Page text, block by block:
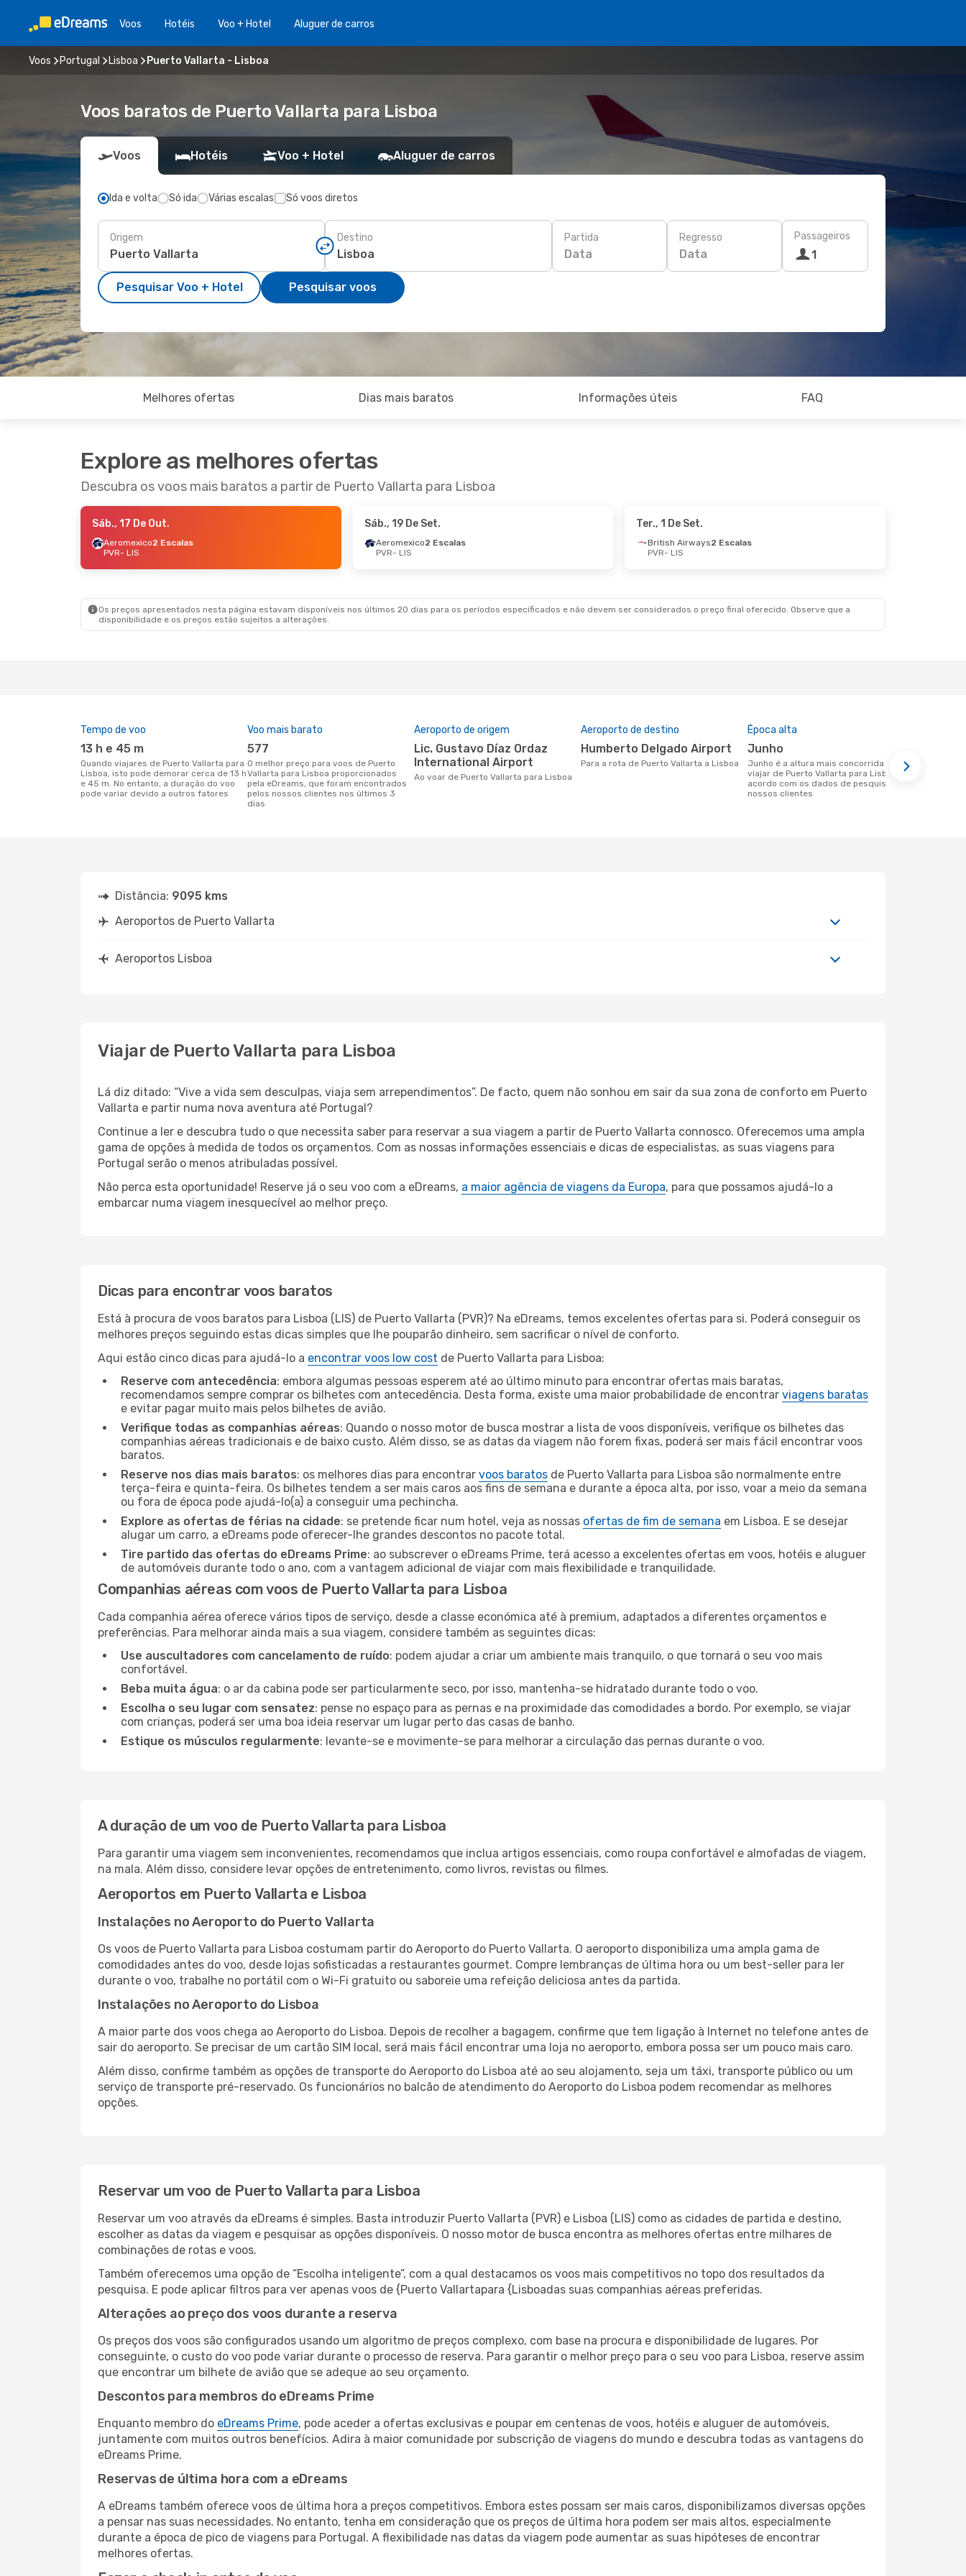
Voos Hotéis Voo + Hotel Aluguer de carros
Voos Portugal Lisboa Puerto Vallarta - Lisboa
Voos baratos de Puerto Vallarta para Lisboa
Voos Hotéis Voo + Hotel Aluguer de carros
Ida e volta Só ida Várias escalas Só voos diretos
Origem Destino Partida
Data
Regresso
Data
Passageiros
1
Pesquisar Voo + Hotel Pesquisar voos
Melhores ofertas Dias mais baratos Informações úteis FAQ
Explore as melhores ofertas
Descubra os voos mais baratos a partir de Puerto Vallarta para Lisboa
Sáb., 17 De Out.
Aeromexico2 Escalas
PVR- LIS
Sáb., 19 De Set.
Aeromexico2 Escalas
PVR- LIS
Ter., 1 De Set.
British Airways2 Escalas
PVR- LIS
Os preços apresentados nesta página estavam disponíveis nos últimos 20 dias para os períodos especificados e não devem ser considerados o preço final oferecido. Observe que a
disponibilidade e os preços estão sujeitos a alterações.
Tempo de voo
13 h e 45 m
Quando viajares de Puerto Vallarta para
Lisboa, isto pode demorar cerca de 13 h
e 45 m. No entanto, a duração do voo
pode variar devido a outros fatores
Voo mais barato
577
O melhor preço para voos de Puerto
Vallarta para Lisboa proporcionados
pela eDreams, que foram encontrados
pelos nossos clientes nos últimos 3
dias
Aeroporto de origem
Lic. Gustavo Díaz Ordaz
International Airport
Ao voar de Puerto Vallarta para Lisboa
Aeroporto de destino
Humberto Delgado Airport
Para a rota de Puerto Vallarta a Lisboa
Época alta
junho
junho é a altura mais concorrida para
viajar de Puerto Vallarta para Lisboa de
acordo com os dados de pesquisa dos
nossos clientes
Distância: 9095 kms
Aeroportos de Puerto Vallarta
Aeroportos Lisboa
Viajar de Puerto Vallarta para Lisboa
Lá diz ditado: “Vive a vida sem desculpas, viaja sem arrependimentos”. De facto, quem não sonhou em sair da sua zona de conforto em Puerto
Vallarta e partir numa nova aventura até Portugal?
Continue a ler e descubra tudo o que necessita saber para reservar a sua viagem a partir de Puerto Vallarta connosco. Oferecemos uma ampla
gama de opções à medida de todos os orçamentos. Com as nossas informações essenciais e dicas de especialistas, as suas viagens para
Portugal serão o menos atribuladas possível.
Não perca esta oportunidade! Reserve já o seu voo com a eDreams, a maior agência de viagens da Europa, para que possamos ajudá-lo a
embarcar numa viagem inesquecível ao melhor preço.
Dicas para encontrar voos baratos
Está à procura de voos baratos para Lisboa (LIS) de Puerto Vallarta (PVR)? Na eDreams, temos excelentes ofertas para si. Poderá conseguir os
melhores preços seguindo estas dicas simples que lhe pouparão dinheiro, sem sacrificar o nível de conforto.
Aqui estão cinco dicas para ajudá-lo a encontrar voos low cost de Puerto Vallarta para Lisboa:
Reserve com antecedência: embora algumas pessoas esperem até ao último minuto para encontrar ofertas mais baratas,
recomendamos sempre comprar os bilhetes com antecedência. Desta forma, existe uma maior probabilidade de encontrar viagens baratas
e evitar pagar muito mais pelos bilhetes de avião.
Verifique todas as companhias aéreas: Quando o nosso motor de busca mostrar a lista de voos disponíveis, verifique os bilhetes das
companhias aéreas tradicionais e de baixo custo. Além disso, se as datas da viagem não forem fixas, poderá ser mais fácil encontrar voos
baratos.
Reserve nos dias mais baratos: os melhores dias para encontrar voos baratos de Puerto Vallarta para Lisboa são normalmente entre
terça-feira e quinta-feira. Os bilhetes tendem a ser mais caros aos fins de semana e durante a época alta, por isso, voar a meio da semana
ou fora de época pode ajudá-lo(a) a conseguir uma pechincha.
Explore as ofertas de férias na cidade: se pretende ficar num hotel, veja as nossas ofertas de fim de semana em Lisboa. E se desejar
alugar um carro, a eDreams pode oferecer-lhe grandes descontos no pacote total.
Tire partido das ofertas do eDreams Prime: ao subscrever o eDreams Prime, terá acesso a excelentes ofertas em voos, hotéis e aluguer
de automóveis durante todo o ano, com a vantagem adicional de viajar com mais flexibilidade e tranquilidade.
Companhias aéreas com voos de Puerto Vallarta para Lisboa
Cada companhia aérea oferece vários tipos de serviço, desde a classe económica até à premium, adaptados a diferentes orçamentos e
preferências. Para melhorar ainda mais a sua viagem, considere também as seguintes dicas:
Use auscultadores com cancelamento de ruído: podem ajudar a criar um ambiente mais tranquilo, o que tornará o seu voo mais
confortável.
Beba muita água: o ar da cabina pode ser particularmente seco, por isso, mantenha-se hidratado durante todo o voo.
Escolha o seu lugar com sensatez: pense no espaço para as pernas e na proximidade das comodidades a bordo. Por exemplo, se viajar
com crianças, poderá ser uma boa ideia reservar um lugar perto das casas de banho.
Estique os músculos regularmente: levante-se e movimente-se para melhorar a circulação das pernas durante o voo.
A duração de um voo de Puerto Vallarta para Lisboa
Para garantir uma viagem sem inconvenientes, recomendamos que inclua artigos essenciais, como roupa confortável e almofadas de viagem,
na mala. Além disso, considere levar opções de entretenimento, como livros, revistas ou filmes.
Aeroportos em Puerto Vallarta e Lisboa
Instalações no Aeroporto do Puerto Vallarta
Os voos de Puerto Vallarta para Lisboa costumam partir do Aeroporto do Puerto Vallarta. O aeroporto disponibiliza uma ampla gama de
comodidades antes do voo, desde lojas sofisticadas a restaurantes gourmet. Compre lembranças de última hora ou um best-seller para ler
durante o voo, trabalhe no portátil com o Wi-Fi gratuito ou saboreie uma refeição deliciosa antes da partida.
Instalações no Aeroporto do Lisboa
A maior parte dos voos chega ao Aeroporto do Lisboa. Depois de recolher a bagagem, confirme que tem ligação à Internet no telefone antes de
sair do aeroporto. Se precisar de um cartão SIM local, será mais fácil encontrar uma loja no aeroporto, embora possa ser um pouco mais caro.
Além disso, confirme também as opções de transporte do Aeroporto do Lisboa até ao seu alojamento, seja um táxi, transporte público ou um
serviço de transporte pré-reservado. Os funcionários no balcão de atendimento do Aeroporto do Lisboa podem recomendar as melhores
opções.
Reservar um voo de Puerto Vallarta para Lisboa
Reservar um voo através da eDreams é simples. Basta introduzir Puerto Vallarta (PVR) e Lisboa (LIS) como as cidades de partida e destino,
escolher as datas da viagem e pesquisar as opções disponíveis. O nosso motor de busca encontra as melhores ofertas entre milhares de
combinações de rotas e voos.
Também oferecemos uma opção de “Escolha inteligente”, com a qual destacamos os voos mais competitivos no topo dos resultados da
pesquisa. E pode aplicar filtros para ver apenas voos de {Puerto Vallartapara {Lisboadas suas companhias aéreas preferidas.
Alterações ao preço dos voos durante a reserva
Os preços dos voos são configurados usando um algoritmo de preços complexo, com base na procura e disponibilidade de lugares. Por
conseguinte, o custo do voo pode variar durante o processo de reserva. Para garantir o melhor preço para o seu voo para Lisboa, reserve assim
que encontrar um bilhete de avião que se adeque ao seu orçamento.
Descontos para membros do eDreams Prime
Enquanto membro do eDreams Prime, pode aceder a ofertas exclusivas e poupar em centenas de voos, hotéis e aluguer de automóveis,
juntamente com muitos outros benefícios. Adira à maior comunidade por subscrição de viagens do mundo e descubra todas as vantagens do
eDreams Prime.
Reservas de última hora com a eDreams
A eDreams também oferece voos de última hora a preços competitivos. Embora estes possam ser mais caros, disponibilizamos diversas opções
a pensar nas suas necessidades. No entanto, tenha em consideração que os preços de última hora podem ser mais altos, especialmente
durante a época de pico de viagens para Portugal. A flexibilidade nas datas da viagem pode aumentar as suas hipóteses de encontrar
melhores ofertas.